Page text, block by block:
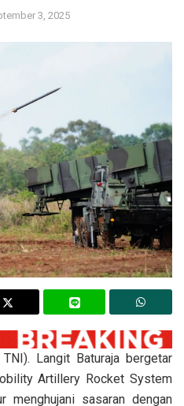
3, 2025
Langit Baturaja bergetar
Artillery Rocket System
menghujani sasaran dengan